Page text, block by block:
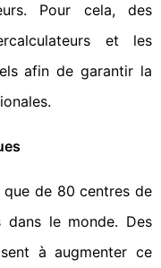
Pour cela, des
et les
afin de garantir la
que de 80 centres de
le monde. Des
à augmenter ce